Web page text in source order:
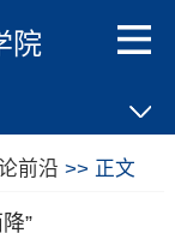
院
前沿 >> 正文
”